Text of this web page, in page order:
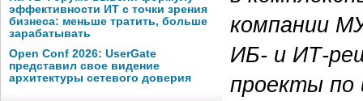
эффективности ИТ с точки зрения
бизнеса: меньше тратить, больше
зарабатывать
Open Conf 2026: UserGate
представил свое видение
архитектуры сетевого доверия
компании
ИБ- и ИТ-
проекты по